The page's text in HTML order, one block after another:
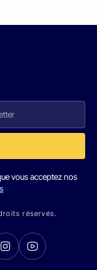
vous acceptez nos
réservés.